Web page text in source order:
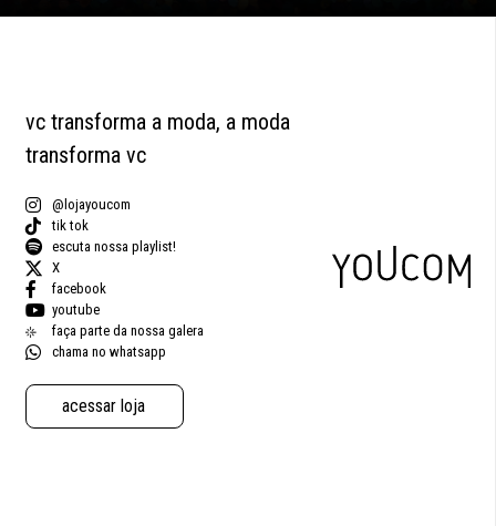
vc transforma a moda, a moda
transforma vc
@lojayoucom
tik tok
escuta nossa playlist!
X
facebook
youtube
faça parte da nossa galera
chama no whatsapp
acessar loja